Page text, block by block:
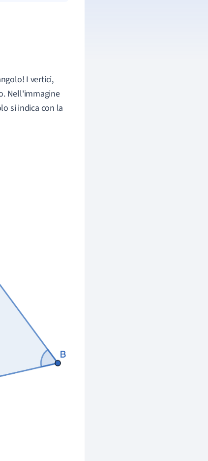
I vertici,
Nell'immagine
si indica con la